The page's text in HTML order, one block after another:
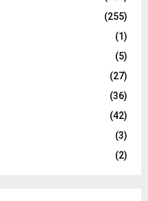
(255)
(1)
(5)
(27)
(36)
(42)
(3)
(2)